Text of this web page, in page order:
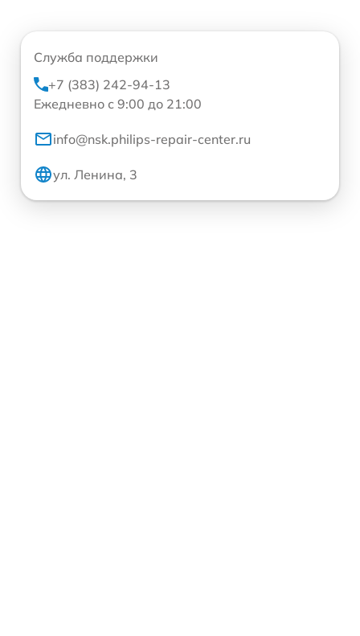
Служба поддержки
+7 (383) 242-94-13
Ежедневно с 9:00 до 21:00
info@nsk.philips-repair-center.ru
ул. Ленина, 3